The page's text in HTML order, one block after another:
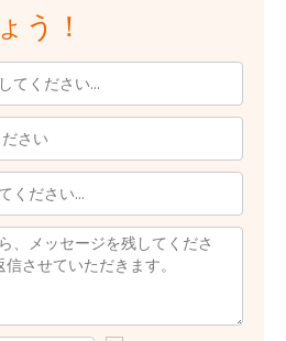
ょう！